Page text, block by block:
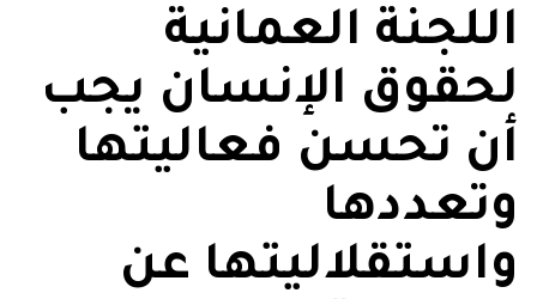
اللجنة العمانية
لحقوق الإنسان يجب
أن تحسن فعاليتها
وتعددها
واستقلاليتها عن